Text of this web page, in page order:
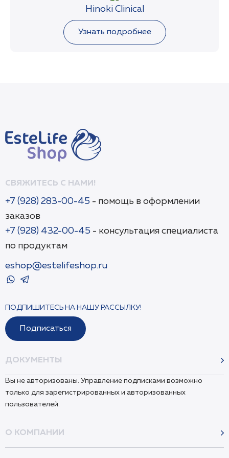
спрей можно использовать в любом положении.
АКТИВНЫЕ ИНГРЕДИЕНТЫ Хиноктиол,
расстояния 20 см и легко втирать в кожу. Можно
использовать для кожи лица и тела.
Hinoki Clinical
Узнать подробнее
ДОКУМЕНТЫ
Вы не авторизованы. Управление подписками возможно
только для зарегистрированных и авторизованных
пользователей.
О КОМПАНИИ
СВЯЖИТЕСЬ С НАМИ!
+7 (928) 283-00-45 - помощь в оформлении
заказов
+7 (928) 432-00-45 - консультация специалиста
по продуктам
eshop@estelifeshop.ru
ПОДПИШИТЕСЬ НА НАШУ РАССЫЛКУ!
Подписаться